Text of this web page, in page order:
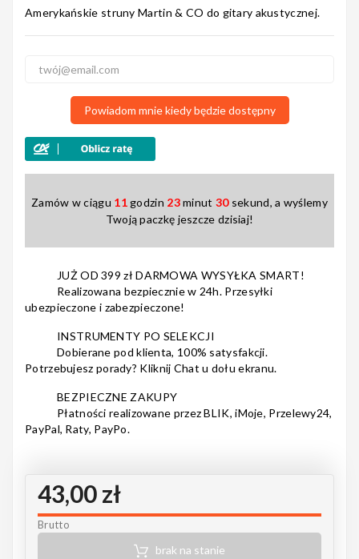
Nagłośnienie
Kursy/Szkolenia
Prezenty
Rainbow
Notes
Ortega
5 1
4 0
2
Amerykańskie struny Martin & CO do gitary akustycznej.
Powiadom mnie kiedy będzie dostępny
Zamów w ciągu 11 godzin 23minut 30 sekund, a wyślemy
Twoją paczkę jeszcze dzisiaj!
JUŻ OD 399 zł DARMOWA WYSYŁKA SMART!
Realizowana bezpiecznie w 24h. Przesyłki
ubezpieczone i zabezpieczone!
INSTRUMENTY PO SELEKCJI
Dobierane pod klienta, 100% satysfakcji.
Potrzebujesz porady? Kliknij Chat u dołu ekranu.
BEZPIECZNE ZAKUPY
Płatności realizowane przez BLIK, iMoje, Przelewy24,
PayPal, Raty, PayPo.
43,00 zł
Brutto
brak na stanie